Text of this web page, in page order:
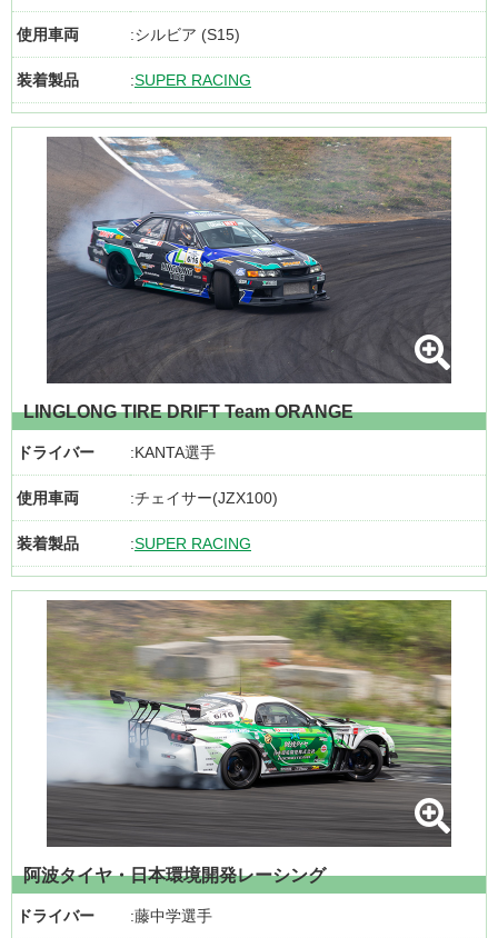
使用車両 シルビア (S15)
装着製品 SUPER RACING
LINGLONG TIRE DRIFT Team ORANGE
ドライバー KANTA選手
使用車両 チェイサー(JZX100)
装着製品 SUPER RACING
阿波タイヤ・日本環境開発レーシング
ドライバー 藤中学選手